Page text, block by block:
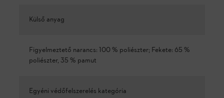
Külső anyag
Figyelmeztető narancs: 100 % poliészter; Fekete: 65 %
poliészter, 35 % pamut
Egyéni védőfelszerelés kategória